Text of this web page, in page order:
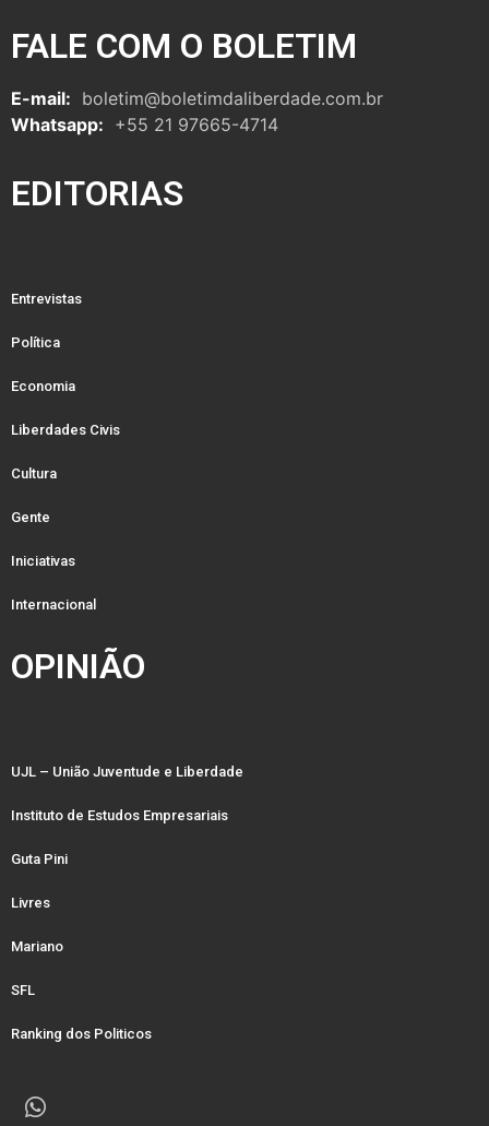
FALE COM O BOLETIM
E-mail: boletim@boletimdaliberdade.com.br
Whatsapp: +55 21 97665-4714
EDITORIAS
Entrevistas
Política
Economia
Liberdades Civis
Cultura
Gente
Iniciativas
Internacional
OPINIÃO
UJL – União Juventude e Liberdade
Instituto de Estudos Empresariais
Guta Pini
Livres
Mariano
SFL
Ranking dos Politicos